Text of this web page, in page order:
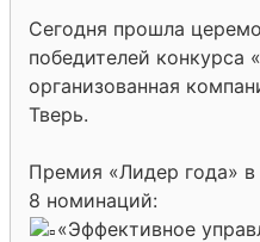
Сегодня прошла
победителей конкурса
организованная
Тверь.
Премия «Лидер года» в
8 номинаций:
«Эффективное